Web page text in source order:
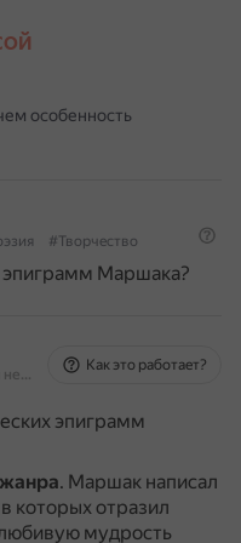
особенность
#Творчество
эпиграмм Маршака?
На основе источников, возможны неточности
Как это работает?
эпиграмм
. Маршак написал
которых отразил
мудрость